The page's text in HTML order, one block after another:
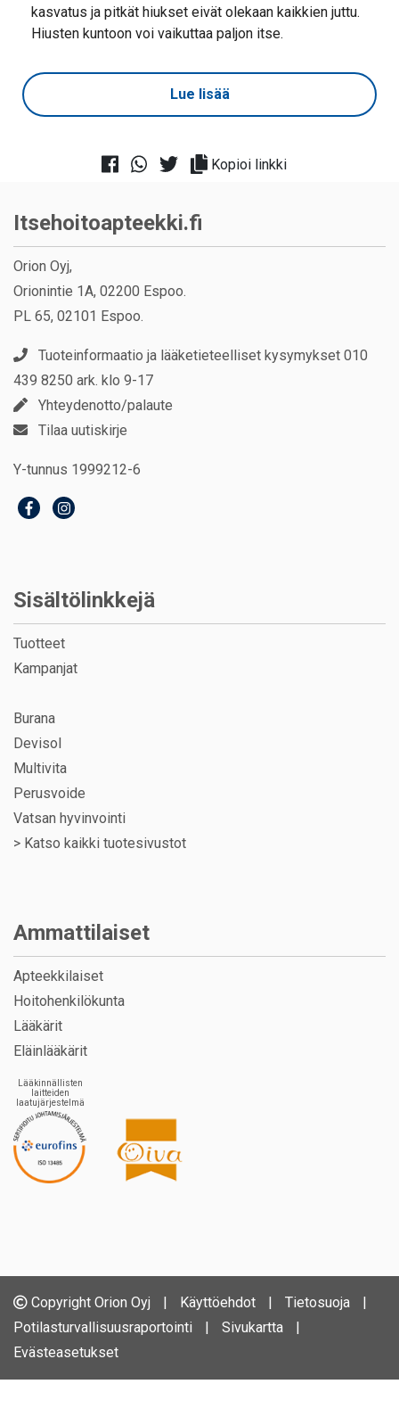
kasvatus ja pitkät hiukset eivät olekaan kaikkien juttu.
Hiusten kuntoon voi vaikuttaa paljon itse.
Lue lisää
Kopioi linkki
Itsehoitoapteekki.fi
Orion Oyj,
Orionintie 1A, 02200 Espoo.
PL 65, 02101 Espoo.
Tuoteinformaatio ja lääketieteelliset kysymykset 010
439 8250 ark. klo 9-17
Yhteydenotto/palaute
Tilaa uutiskirje
Y-tunnus 1999212-6
Sisältölinkkejä
Tuotteet
Kampanjat
Burana
Devisol
Multivita
Perusvoide
Vatsan hyvinvointi
> Katso kaikki tuotesivustot
Ammattilaiset
Apteekkilaiset
Hoitohenkilökunta
Lääkärit
Eläinlääkärit
Lääkinnällisten
laitteiden
laatujärjestelmä
Copyright Orion Oyj | Käyttöehdot | Tietosuoja
|
Potilasturvallisuusraportointi
| Sivukartta
|
Evästeasetukset